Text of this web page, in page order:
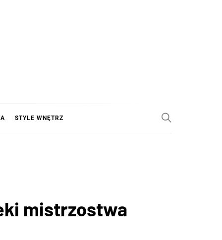
STYLE WNĘTRZ
mistrzostwa